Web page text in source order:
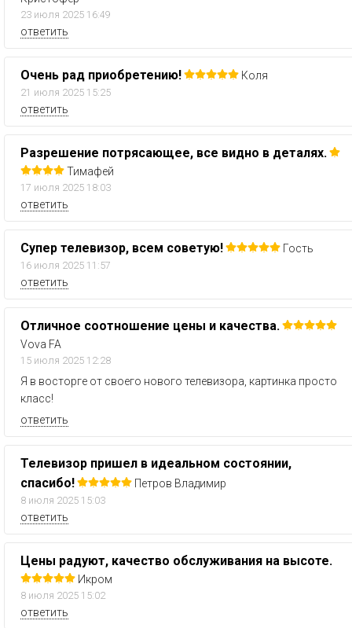
23 июля 2025 16:49
ответить
Очень рад приобретению! Коля
21 июля 2025 15:25
ответить
Разрешение потрясающее, все видно в деталях.
Тимафей
17 июля 2025 18:03
ответить
Супер телевизор, всем советую! Гость
16 июля 2025 11:57
ответить
Отличное соотношение цены и качества.
Vova FA
15 июля 2025 12:28
Я в восторге от своего нового телевизора, картинка просто
класс!
ответить
Телевизор пришел в идеальном состоянии,
спасибо!
Петров Владимир
8 июля 2025 15:03
ответить
Цены радуют, качество обслуживания на высоте.
Икром
8 июля 2025 15:02
ответить